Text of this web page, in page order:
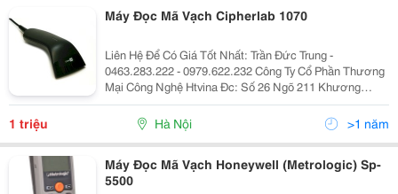
Máy Đọc Mã Vạch Cipherlab 1070
Liên Hệ Để Có Giá Tốt Nhất: Trần Đức Trung -
0463.283.222 - 0979.622.232 Công Ty Cổ Phần Thương
Mại Công Nghệ Htvina Đc: Số 26 Ngõ 211 Khương
Trung &Ndash; Thanh Xuân &Ndash; Hà Nội Yahoo
:Htvinakd3 Http ://Www.sieuthiht.com Trụ Sở Chính:
1 triệu Hà Nội >1 năm
Máy Đọc Mã Vạch Honeywell (Metrologic) Sp-
5500